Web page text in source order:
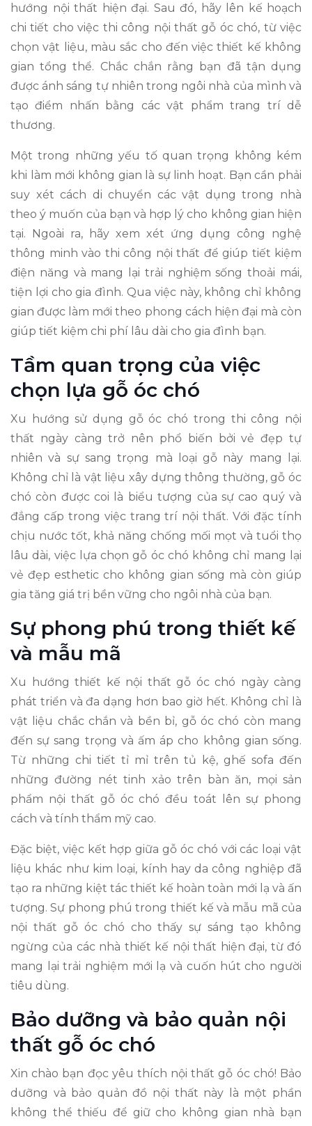
hướng nội thất hiện đại. Sau đó, hãy lên kế hoạch
chi tiết cho việc thi công nội thất gỗ óc chó, từ việc
chọn vật liệu, màu sắc cho đến việc thiết kế không
gian tổng thể. Chắc chắn rằng bạn đã tận dụng
được ánh sáng tự nhiên trong ngôi nhà của mình và
tạo điểm nhấn bằng các vật phẩm trang trí dễ
thương.
Một trong những yếu tố quan trọng không kém
khi làm mới không gian là sự linh hoạt. Bạn cần phải
suy xét cách di chuyển các vật dụng trong nhà
theo ý muốn của bạn và hợp lý cho không gian hiện
tại. Ngoài ra, hãy xem xét ứng dụng công nghệ
thông minh vào thi công nội thất để giúp tiết kiệm
điện năng và mang lại trải nghiệm sống thoải mái,
tiện lợi cho gia đình. Qua việc này, không chỉ không
gian được làm mới theo phong cách hiện đại mà còn
giúp tiết kiệm chi phí lâu dài cho gia đình bạn.
Tầm quan trọng của việc
chọn lựa gỗ óc chó
Xu hướng sử dụng gỗ óc chó trong thi công nội
thất ngày càng trở nên phổ biến bởi vẻ đẹp tự
nhiên và sự sang trọng mà loại gỗ này mang lại.
Không chỉ là vật liệu xây dựng thông thường, gỗ óc
chó còn được coi là biểu tượng của sự cao quý và
đẳng cấp trong việc trang trí nội thất. Với đặc tính
chịu nước tốt, khả năng chống mối mọt và tuổi thọ
lâu dài, việc lựa chọn gỗ óc chó không chỉ mang lại
vẻ đẹp esthetic cho không gian sống mà còn giúp
gia tăng giá trị bền vững cho ngôi nhà của bạn.
Sự phong phú trong thiết kế
và mẫu mã
Xu hướng thiết kế nội thất gỗ óc chó ngày càng
phát triển và đa dạng hơn bao giờ hết. Không chỉ là
vật liệu chắc chắn và bền bỉ, gỗ óc chó còn mang
đến sự sang trọng và ấm áp cho không gian sống.
Từ những chi tiết tỉ mỉ trên tủ kệ, ghế sofa đến
những đường nét tinh xảo trên bàn ăn, mọi sản
phẩm nội thất gỗ óc chó đều toát lên sự phong
cách và tính thẩm mỹ cao.
Đặc biệt, việc kết hợp giữa gỗ óc chó với các loại vật
liệu khác như kim loại, kính hay da công nghiệp đã
tạo ra những kiệt tác thiết kế hoàn toàn mới lạ và ấn
tượng. Sự phong phú trong thiết kế và mẫu mã của
nội thất gỗ óc chó cho thấy sự sáng tạo không
ngừng của các nhà thiết kế nội thất hiện đại, từ đó
mang lại trải nghiệm mới lạ và cuốn hút cho người
tiêu dùng.
Bảo dưỡng và bảo quản nội
thất gỗ óc chó
Xin chào bạn đọc yêu thích nội thất gỗ óc chó! Bảo
dưỡng và bảo quản đồ nội thất này là một phần
không thể thiếu để giữ cho không gian nhà bạn